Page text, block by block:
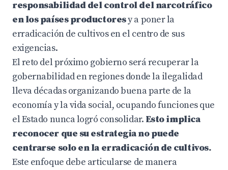
responsabilidad del control del narcotráfico
en los países productoresy a poner la
erradicación de cultivos en el centro de sus
exigencias.
El reto del próximo gobierno será recuperar la
gobernabilidad en regiones donde la ilegalidad
lleva décadas organizando buena parte de la
economía y la vida social, ocupando funciones que
el Estado nunca logró consolidar. Esto implica
reconocer que su estrategia no puede
centrarse solo en la erradicación de cultivos.
Este enfoque debe articularse de manera